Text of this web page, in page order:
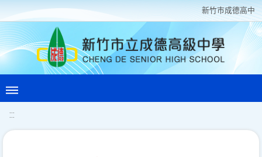
新竹巿成德高中
:::